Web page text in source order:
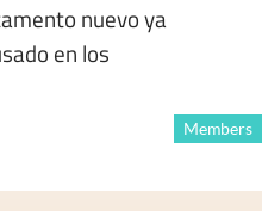
nuevo ya
en los
Members